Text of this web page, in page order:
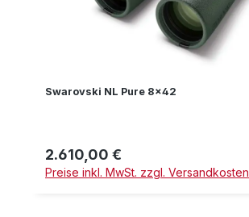
Swarovski NL Pure 8x42
Regulärer Preis:
2.610,00 €
Preise inkl. MwSt. zzgl. Versandkosten